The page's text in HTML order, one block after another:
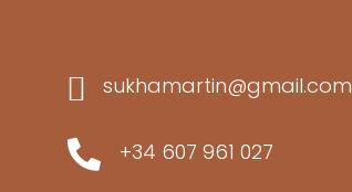
 sukhamartin@gmail.com
 +34 607 961 027